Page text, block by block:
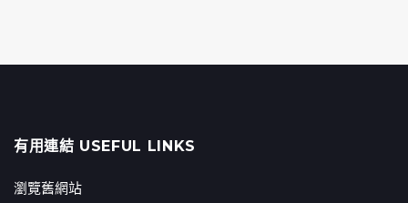
有用連結 USEFUL LINKS
瀏覽舊網站